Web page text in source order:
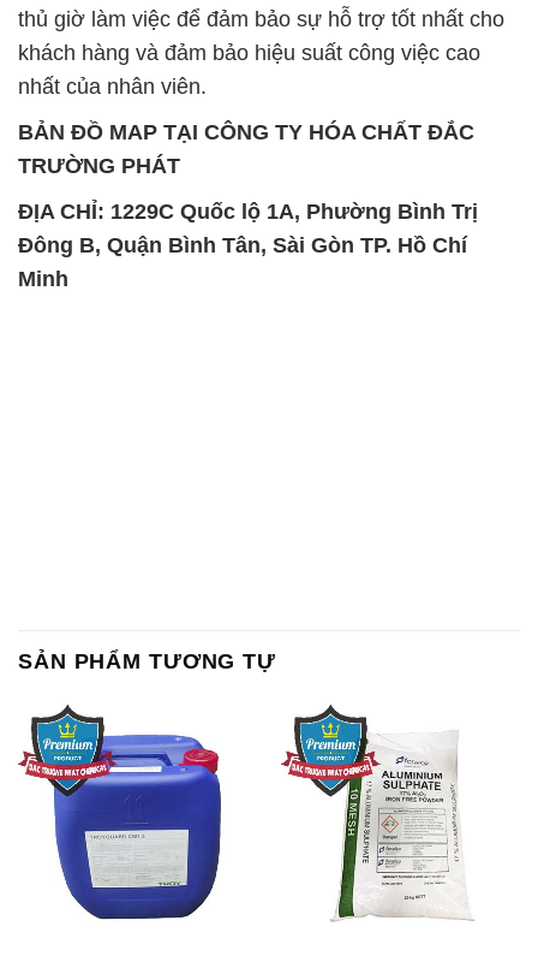
thủ giờ làm việc để đảm bảo sự hỗ trợ tốt nhất cho
khách hàng và đảm bảo hiệu suất công việc cao
nhất của nhân viên.
BẢN ĐỒ MAP TẠI CÔNG TY HÓA CHẤT ĐẮC
TRƯỜNG PHÁT
ĐỊA CHỈ: 1229C Quốc lộ 1A, Phường Bình Trị
Đông B, Quận Bình Tân, Sài Gòn TP. Hồ Chí
Minh
SẢN PHẨM TƯƠNG TỰ